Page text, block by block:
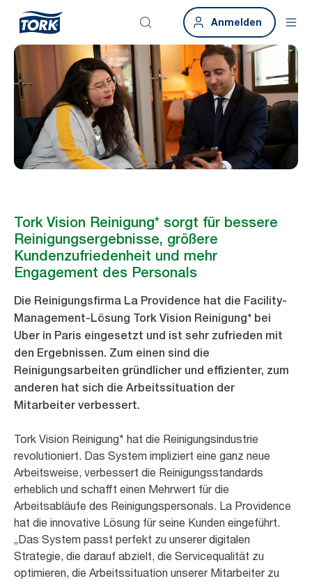
Anmelden
Tork Vision Reinigung* sorgt für bessere
Reinigungsergebnisse, größere
Kundenzufriedenheit und mehr
Engagement des Personals
Die Reinigungsfirma La Providence hat die Facility-
Management-Lösung Tork Vision Reinigung* bei
Uber in Paris eingesetzt und ist sehr zufrieden mit
den Ergebnissen. Zum einen sind die
Reinigungsarbeiten gründlicher und effizienter, zum
anderen hat sich die Arbeitssituation der
Mitarbeiter verbessert.
Tork Vision Reinigung* hat die Reinigungsindustrie
revolutioniert. Das System impliziert eine ganz neue
Arbeitsweise, verbessert die Reinigungsstandards
erheblich und schafft einen Mehrwert für die
Arbeitsabläufe des Reinigungspersonals. La Providence
hat die innovative Lösung für seine Kunden eingeführt.
„Das System passt perfekt zu unserer digitalen
Strategie, die darauf abzielt, die Servicequalität zu
optimieren, die Arbeitssituation unserer Mitarbeiter zu